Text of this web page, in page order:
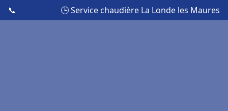
📞 🕒 Service chaudière La Londe les Maures